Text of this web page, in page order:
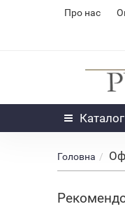
Про нас
Каталог
Головна